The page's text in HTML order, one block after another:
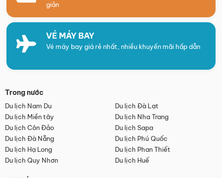
giản
VÉ MÁY BAY
Vé máy bay giá rẻ nhất, nhiều khuyến mãi hấp dẫn
Trong nước
Du lịch Nam Du
Du lịch Đà Lạt
Du lịch Miền tây
Du lịch Nha Trang
Du lịch Côn Đảo
Du lịch Sapa
Du lịch Đà Nẵng
Du lịch Phú Quốc
Du lịch Hạ Long
Du lịch Phan Thiết
Du lịch Quy Nhơn
Du lịch Huế